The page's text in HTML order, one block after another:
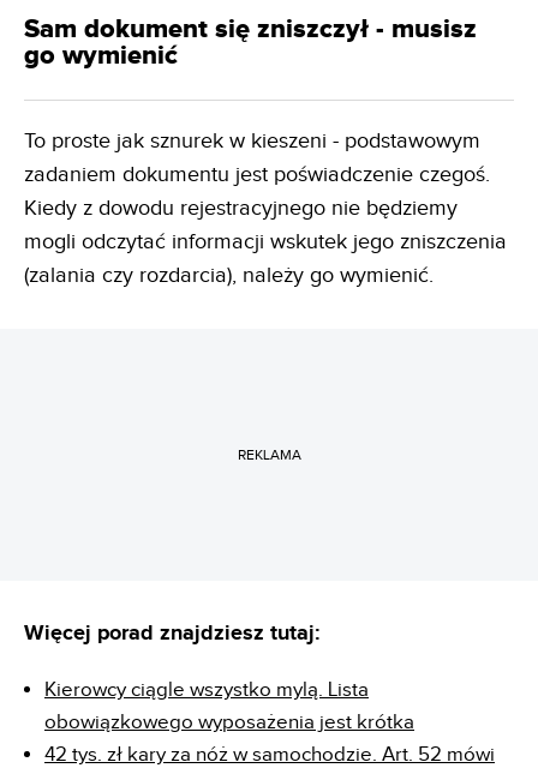
Sam dokument się zniszczył - musisz
go wymienić
To proste jak sznurek w kieszeni - podstawowym
zadaniem dokumentu jest poświadczenie czegoś.
Kiedy z dowodu rejestracyjnego nie będziemy
mogli odczytać informacji wskutek jego zniszczenia
(zalania czy rozdarcia), należy go wymienić.
REKLAMA
Więcej porad znajdziesz tutaj:
Kierowcy ciągle wszystko mylą. Lista
obowiązkowego wyposażenia jest krótka
42 tys. zł kary za nóż w samochodzie. Art. 52 mówi